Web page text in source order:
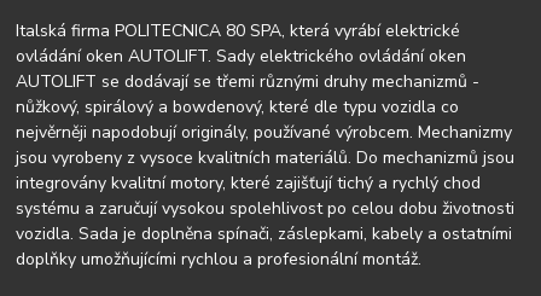
Italská firma POLITECNICA 80 SPA, která vyrábí elektrické
ovládání oken AUTOLIFT. Sady elektrického ovládání oken
AUTOLIFT se dodávají se třemi různými druhy mechanizmů -
nůžkový, spirálový a bowdenový, které dle typu vozidla co
nejvěrněji napodobují originály, používané výrobcem. Mechanizmy
jsou vyrobeny z vysoce kvalitních materiálů. Do mechanizmů jsou
integrovány kvalitní motory, které zajišťují tichý a rychlý chod
systému a zaručují vysokou spolehlivost po celou dobu životnosti
vozidla. Sada je doplněna spínači, záslepkami, kabely a ostatními
doplňky umožňujícími rychlou a profesionální montáž.